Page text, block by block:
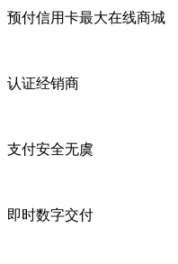
预付信用卡最大在线商城
认证经销商
支付安全无虞
即时数字交付